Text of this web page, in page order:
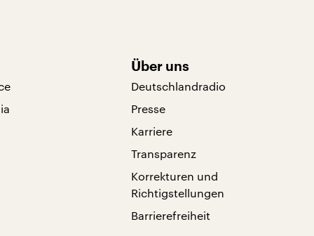
Über uns
Deutschlandradio
Presse
Karriere
Transparenz
Korrekturen und
Richtigstellungen
Barrierefreiheit